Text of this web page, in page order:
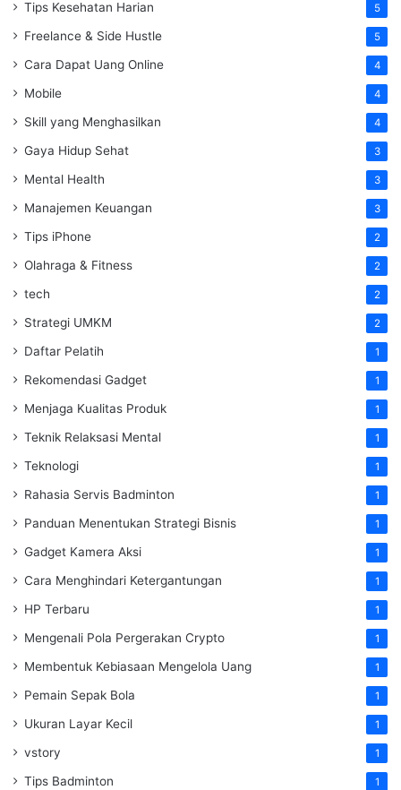
Tips Kesehatan Harian 5
Freelance & Side Hustle 5
Cara Dapat Uang Online 4
Mobile 4
Skill yang Menghasilkan 4
Gaya Hidup Sehat 3
Mental Health 3
Manajemen Keuangan 3
Tips iPhone 2
Olahraga & Fitness 2
tech 2
Strategi UMKM 2
Daftar Pelatih 1
Rekomendasi Gadget 1
Menjaga Kualitas Produk 1
Teknik Relaksasi Mental 1
Teknologi 1
Rahasia Servis Badminton 1
Panduan Menentukan Strategi Bisnis 1
Gadget Kamera Aksi 1
Cara Menghindari Ketergantungan 1
HP Terbaru 1
Mengenali Pola Pergerakan Crypto 1
Membentuk Kebiasaan Mengelola Uang 1
Pemain Sepak Bola 1
Ukuran Layar Kecil 1
vstory 1
Tips Badminton 1